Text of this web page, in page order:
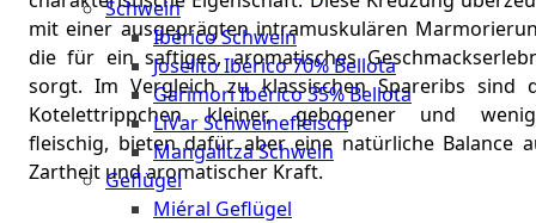
Schwein
Ibérico Schwein
Joselito Ibérico 70% Bellota
Garimori Ibérico 35% Bellota
LiVar Schweinefleisch
Mangalitza Schwein
Geflügel
Miéral Geflügel
mit einer ausgeprägten intramuskulären
die für ein saftiges, aromatisches
sorgt. Im Vergleich zu klassischen Spareribs sind
Kotelettrippchen kleiner, gebogener und
fleischig, bieten dafür aber eine natürliche Balance
Zartheit und aromatischer Kraft.